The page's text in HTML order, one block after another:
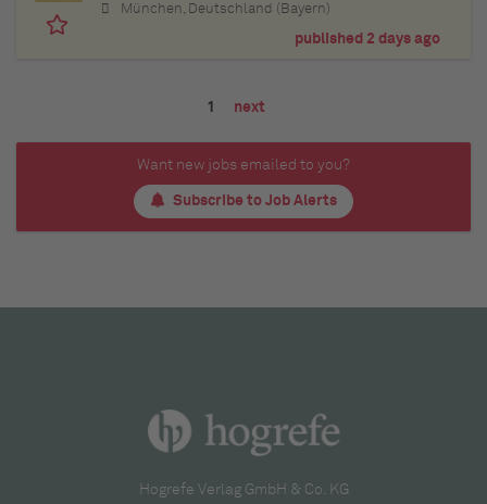
München, Deutschland (Bayern)
published 2 days ago
1 next
Want new jobs emailed to you?
Subscribe to Job Alerts
Hogrefe Verlag GmbH & Co. KG